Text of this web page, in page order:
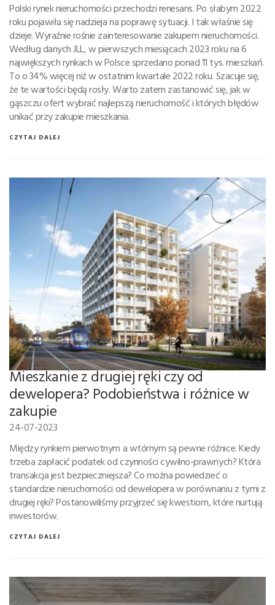
Polski rynek nieruchomości przechodzi renesans. Po słabym 2022
roku pojawiła się nadzieja na poprawę sytuacji. I tak właśnie się
dzieje. Wyraźnie rośnie zainteresowanie zakupem nieruchomości.
Według danych JLL, w pierwszych miesiącach 2023 roku na 6
największych rynkach w Polsce sprzedano ponad 11 tys. mieszkań.
To o 34% więcej niż w ostatnim kwartale 2022 roku. Szacuje się,
że te wartości będą rosły. Warto zatem zastanowić się, jak w
gąszczu ofert wybrać najlepszą nieruchomość i których błędów
unikać przy zakupie mieszkania.
CZYTAJ DALEJ
Mieszkanie z drugiej ręki czy od
dewelopera? Podobieństwa i różnice w
zakupie
24-07-2023
Między rynkiem pierwotnym a wtórnym są pewne różnice. Kiedy
trzeba zapłacić podatek od czynności cywilno-prawnych? Która
transakcja jest bezpieczniejsza? Co można powiedzieć o
standardzie nieruchomości od dewelopera w porównaniu z tymi z
drugiej ręki? Postanowiliśmy przyjrzeć się kwestiom, które nurtują
inwestorów.
CZYTAJ DALEJ